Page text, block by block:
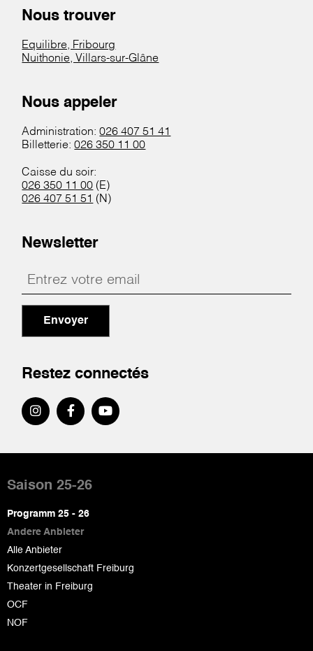
Nous trouver
Equilibre, Fribourg
Nuithonie, Villars-sur-Glâne
Nous appeler
Administration:026 407 51 41
Billetterie:026 350 11 00
Caisse du soir:
026 350 11 00 (E)
026 407 51 51 (N)
Newsletter
Envoyer
Restez connectés
de
page
Saison 25-26
Programm 25 - 26
Andere Anbieter
Alle Anbieter
Konzertgesellschaft Freiburg
Theater in Freiburg
OCF
NOF